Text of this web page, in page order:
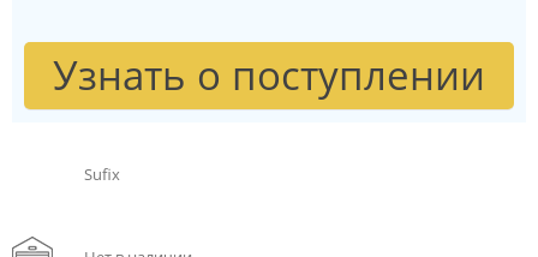
Узнать о поступлении
Sufix